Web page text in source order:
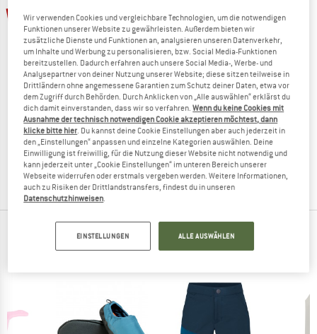
bis 30%
TATONKA
Grip Rolltop Pack Kapok 25
Daypack
84,95 €ab 59,47 €
(0)
KUNDEN, DIE SICH DAS ANGESEHEN HABEN,
Wir verwenden Cookies und vergleichbare Technologien, um die notwendigen
Funktionen unserer Website zu gewährleisten. Außerdem bieten wir
zusätzliche Dienste und Funktionen an, analysieren unseren Datenverkehr,
um Inhalte und Werbung zu personalisieren, bzw. Social Media-Funktionen
bereitzustellen. Dadurch erfahren auch unsere Social Media-, Werbe- und
Analysepartner von deiner Nutzung unserer Website; diese sitzen teilweise in
Drittländern ohne angemessene Garantien zum Schutz deiner Daten, etwa vor
dem Zugriff durch Behörden. Durch Anklicken von „Alle auswählen“ erklärst du
dich damit einverstanden, dass wir so verfahren.Wenn du keine Cookies mit
Ausnahme der technisch notwendigen Cookie akzeptieren möchtest, dann
klicke bitte hier. Du kannst deine Cookie Einstellungen aber auch jederzeit in
den „Einstellungen“ anpassen und einzelne Kategorien auswählen. Deine
Einwilligung ist freiwillig, für die Nutzung dieser Website nicht notwendig und
kann jederzeit unter „Cookie Einstellungen“ im unteren Bereich unserer
Webseite widerrufen oder erstmals vergeben werden. Weitere Informationen,
auch zu Risiken der Drittlandstransfers, findest du in unseren
Datenschutzhinweisen.
EINSTELLUNGEN ALLE AUSWÄHLEN